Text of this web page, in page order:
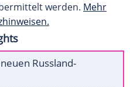
werden. Mehr
Russland-